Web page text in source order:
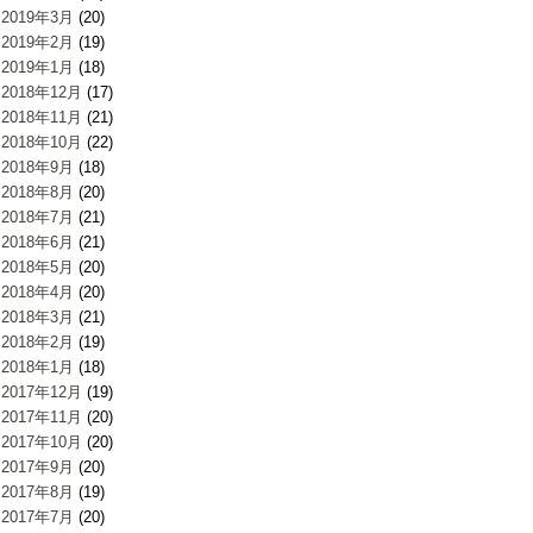
2019年3月 (20)
2019年2月 (19)
2019年1月 (18)
2018年12月 (17)
2018年11月 (21)
2018年10月 (22)
2018年9月 (18)
2018年8月 (20)
2018年7月 (21)
2018年6月 (21)
2018年5月 (20)
2018年4月 (20)
2018年3月 (21)
2018年2月 (19)
2018年1月 (18)
2017年12月 (19)
2017年11月 (20)
2017年10月 (20)
2017年9月 (20)
2017年8月 (19)
2017年7月 (20)